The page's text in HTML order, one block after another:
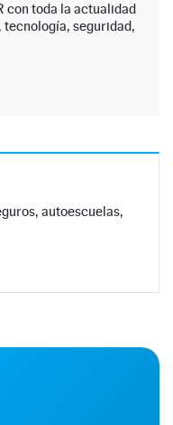
con toda la actualidad
tecnología, seguridad,
autoescuelas,